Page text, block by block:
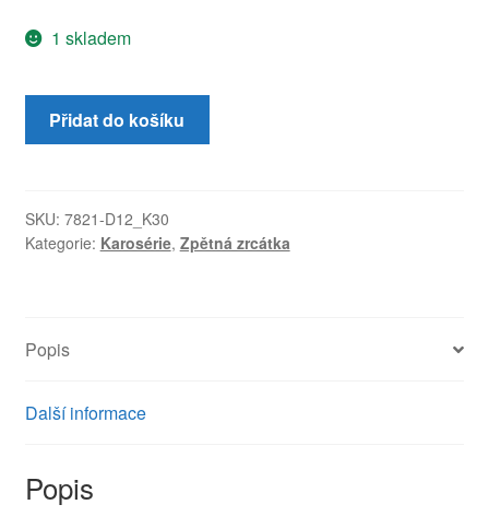
1 skladem
Levé
zpětné
Peugeot
206
8148YC
Přidat do košíku
SKU: 7821-D12_K30
Kategorie: Karosérie, Zpětná zrcátka
Popis
Další informace
Popis